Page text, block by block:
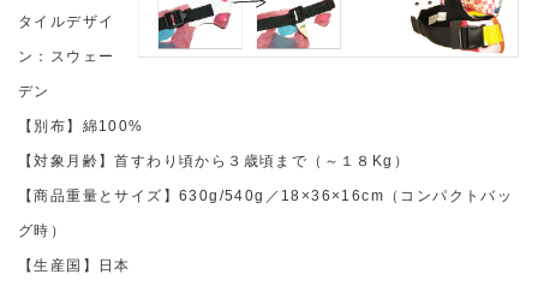
タイルデザイ
ン：スウェー
デン
【別布】綿100%
【対象月齢】首すわり頃から３歳頃まで（～１８Kg）
【商品重量とサイズ】630g/540g／18×36×16cm（コンパクトバッ
グ時）
【生産国】日本